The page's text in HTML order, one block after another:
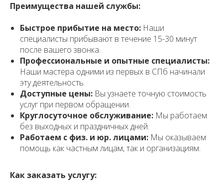
Преимущества нашей службы:
Быстрое прибытие на место: Наши
специалисты прибывают в течение 15-30 минут
после вашего звонка.
Профессиональные и опытные специалисты:
Наши мастера одними из первых в СПб начинали
эту деятельность.
Доступные цены: Вы узнаете точную стоимость
услуг при первом обращении.
Круглосуточное обслуживание: Мы работаем
без выходных и праздничных дней.
Работаем с физ. и юр. лицами: Мы оказываем
помощь как частным лицам, так и организациям.
Как заказать услугу: